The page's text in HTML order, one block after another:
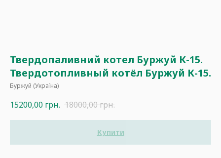
Твердопаливний котел Буржуй К-15.
Твердотопливный котёл Буржуй К-15.
Буржуй (Україна)
15200,00 грн. 18000,00грн.
Купити